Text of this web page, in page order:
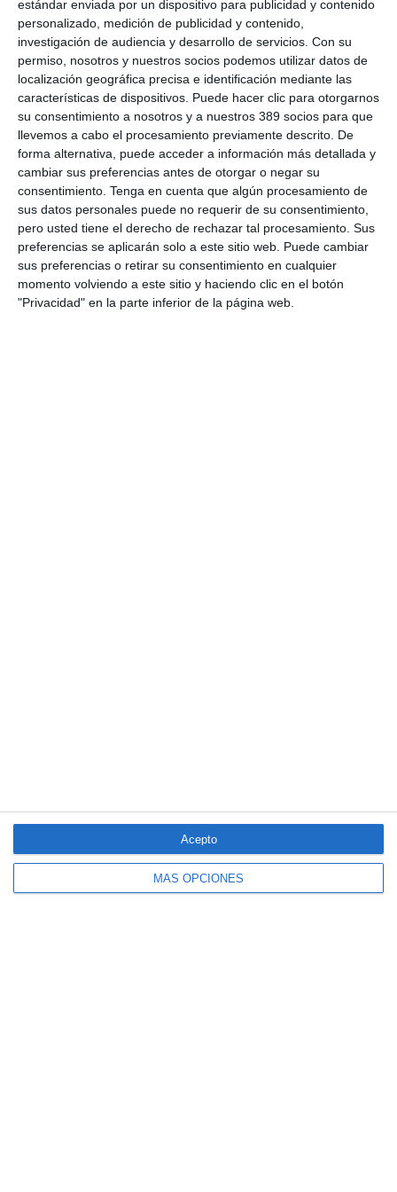
estándar enviada por un dispositivo para publicidad y contenido
personalizado, medición de publicidad y contenido,
investigación de audiencia y desarrollo de servicios. Con su
permiso, nosotros y nuestros socios podemos utilizar datos de
localización geográfica precisa e identificación mediante las
características de dispositivos. Puede hacer clic para otorgarnos
su consentimiento a nosotros y a nuestros 389 socios para que
llevemos a cabo el procesamiento previamente descrito. De
forma alternativa, puede acceder a información más detallada y
cambiar sus preferencias antes de otorgar o negar su
consentimiento. Tenga en cuenta que algún procesamiento de
sus datos personales puede no requerir de su consentimiento,
pero usted tiene el derecho de rechazar tal procesamiento. Sus
preferencias se aplicarán solo a este sitio web. Puede cambiar
sus preferencias o retirar su consentimiento en cualquier
momento volviendo a este sitio y haciendo clic en el botón
"Privacidad" en la parte inferior de la página web.
MÁS OPCIONES
Acepto
tras casi veinte años de colaboración ininterrumpida, reafirma
nuestra convicción de que el apoyo mutuo y la formación
continua son las mejores herramientas para afrontar los retos
actuales del mercado". En representación de la compañía,
también asistieron a esta reunión el director Comercial y
miembro del Comité de Dirección,León Palazuelos del Sol; la
directora del Canal Corredores,Alicia Díaz; y la directora de
Marketing y Comunicación,Nieves Ribot.
Si quiere recibir diariamente y GRATIS noticias como esta,
pinche aquí.
LO ÚLTIMO
Reale asegura la 72ª edición del Festival Internacional de Teatro
Clásico de Mérida